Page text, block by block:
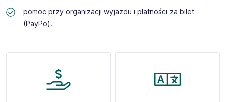
pomoc przy organizacji wyjazdu i płatności za bilet
(PayPo).